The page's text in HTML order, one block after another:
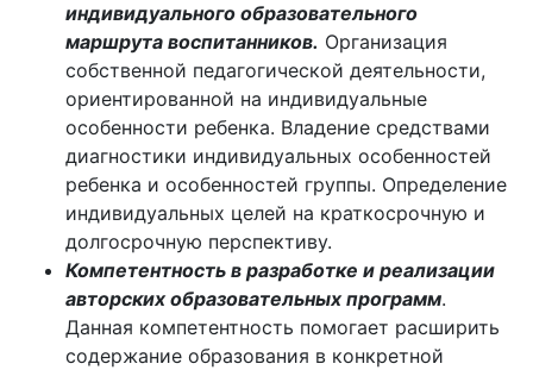
индивидуального образовательного
маршрута воспитанников. Организация
собственной педагогической деятельности,
ориентированной на индивидуальные
особенности ребенка. Владение средствами
диагностики индивидуальных особенностей
ребенка и особенностей группы. Определение
индивидуальных целей на краткосрочную и
долгосрочную перспективу.
Компетентность в разработке и реализации
авторских образовательных программ.
Данная компетентность помогает расширить
содержание образования в конкретной